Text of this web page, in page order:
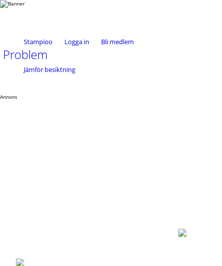
Stampioo Logga in Bli medlem
Jämför besiktning
Problem
Annons